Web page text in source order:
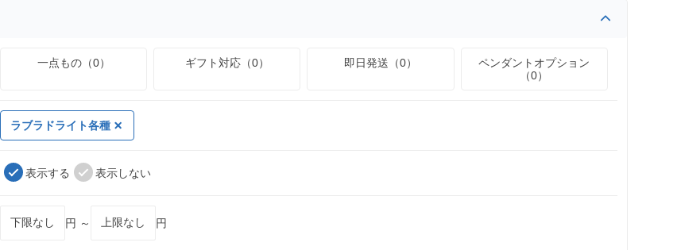
一点もの（0） ギフト対応（0） 即日発送（0）
ペンダントオプション
（0）
ラブラドライト各種
表示する 表示しない
円 ～ 円